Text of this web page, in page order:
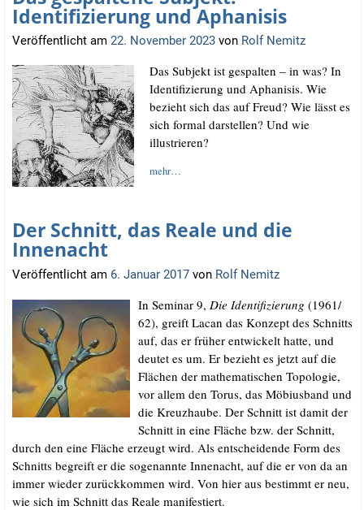
Identifizierung und Aphanisis
Veröffentlicht am 22. November 2023 von Rolf Nemitz
Das Sub­jekt ist gespal­ten – in was? In
Iden­ti­fi­zie­rung und Apha­ni­sis. Wie
bezieht sich das auf Freud? Wie lässt es
sich for­mal dar­stel­len? Und wie
illustrieren?
mehr…
Der Schnitt, das Reale und die
Innenacht
Veröffentlicht am 6. Januar 2017 von Rolf Nemitz
In Semi­nar 9, Die Iden­ti­fi­zie­rung (1961/​
62), greift Lacan das Kon­zept des Schnitts
auf, das er frü­her ent­wi­ckelt hat­te, und
deu­tet es um. Er bezieht es jetzt auf die
Flä­chen der mathe­ma­ti­schen Topo­lo­gie,
vor allem den Torus, das Möbi­us­band und
die Kreuz­hau­be. Der Schnitt ist damit der
Schnitt in eine Flä­che bzw. der Schnitt,
durch den eine Flä­che erzeugt wird. Als ent­schei­den­de Form des
Schnitts begreift er die soge­nann­te Innenacht, auf die er von da an
immer wie­der zurück­kom­men wird. Von hier aus bestimmt er neu,
wie sich im Schnitt das Rea­le manifestiert.